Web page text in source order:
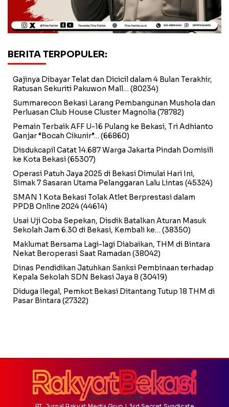
BERITA TERPOPULER:
Gajinya Dibayar Telat dan Dicicil dalam 4 Bulan Terakhir,
Ratusan Sekuriti Pakuwon Mall… (80234)
Summarecon Bekasi Larang Pembangunan Mushola dan
Perluasan Club House Cluster Magnolia (78782)
Pemain Terbaik AFF U-16 Pulang ke Bekasi, Tri Adhianto
Ganjar “Bocah Cikunir”… (66860)
Disdukcapil Catat 14.687 Warga Jakarta Pindah Domisili
ke Kota Bekasi(65307)
Operasi Patuh Jaya 2025 di Bekasi Dimulai Hari Ini,
Simak 7 Sasaran Utama Pelanggaran Lalu Lintas (45324)
SMAN 1 Kota Bekasi Tolak Atlet Berprestasi dalam
PPDB Online 2024(44614)
Usai Uji Coba Sepekan, Disdik Batalkan Aturan Masuk
Sekolah Jam 6.30 di Bekasi, Kembali ke… (38350)
Maklumat Bersama Lagi-lagi Diabaikan, THM di Bintara
Nekat Beroperasi Saat Ramadan (38042)
Dinas Pendidikan Jatuhkan Sanksi Pembinaan terhadap
Kepala Sekolah SDN Bekasi Jaya 8 (30419)
Diduga Ilegal, Pemkot Bekasi Ditantang Tutup 18 THM di
Pasar Bintara (27322)